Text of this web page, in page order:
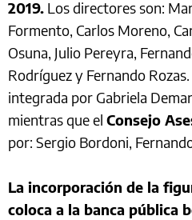
2019. Los directores son:
Formento, Carlos Moreno,
Osuna, Julio Pereyra,
Rodríguez y Fernando Rozas.
integrada por Gabriela
mientras que el Consejo
por: Sergio Bordoni,
La incorporación de la
coloca a la banca pública